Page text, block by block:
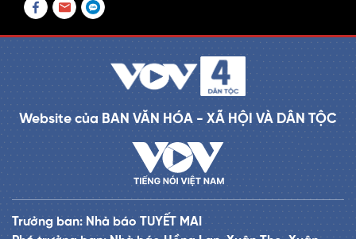
Website của BAN VĂN HÓA - XÃ HỘI VÀ DÂN TỘC
Trưởng ban: Nhà báo TUYẾT MAI